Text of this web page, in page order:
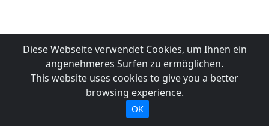
Diese Webseite verwendet Cookies, um Ihnen ein
angenehmeres Surfen zu ermöglichen.
This website uses cookies to give you a better
browsing experience.
OK